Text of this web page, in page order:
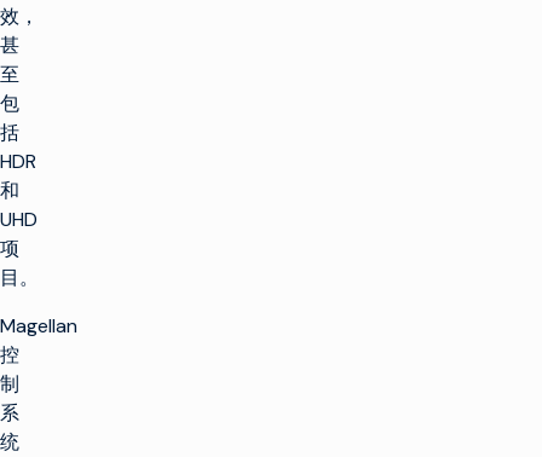
效，
甚
至
包
括
HDR
和
UHD
项
目。
Magellan
控
制
系
统